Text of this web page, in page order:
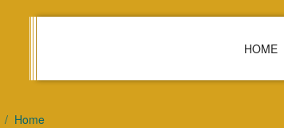
HOME
Home